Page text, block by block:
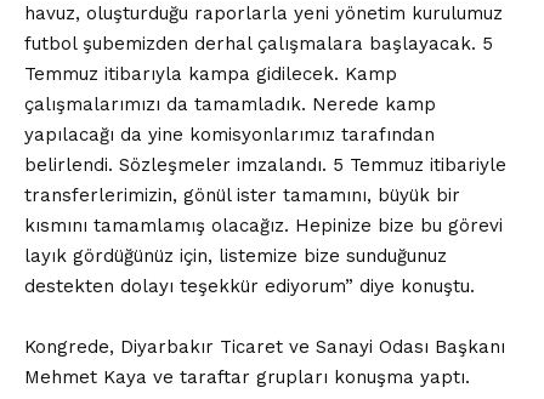
havuz, oluşturduğu raporlarla yeni yönetim kurulumuz
futbol şubemizden derhal çalışmalara başlayacak. 5
Temmuz itibarıyla kampa gidilecek. Kamp
çalışmalarımızı da tamamladık. Nerede kamp
yapılacağı da yine komisyonlarımız tarafından
belirlendi. Sözleşmeler imzalandı. 5 Temmuz itibariyle
transferlerimizin, gönül ister tamamını, büyük bir
kısmını tamamlamış olacağız. Hepinize bize bu görevi
layık gördüğünüz için, listemize bize sunduğunuz
destekten dolayı teşekkür ediyorum” diye konuştu.
Kongrede, Diyarbakır Ticaret ve Sanayi Odası Başkanı
Mehmet Kaya ve taraftar grupları konuşma yaptı.